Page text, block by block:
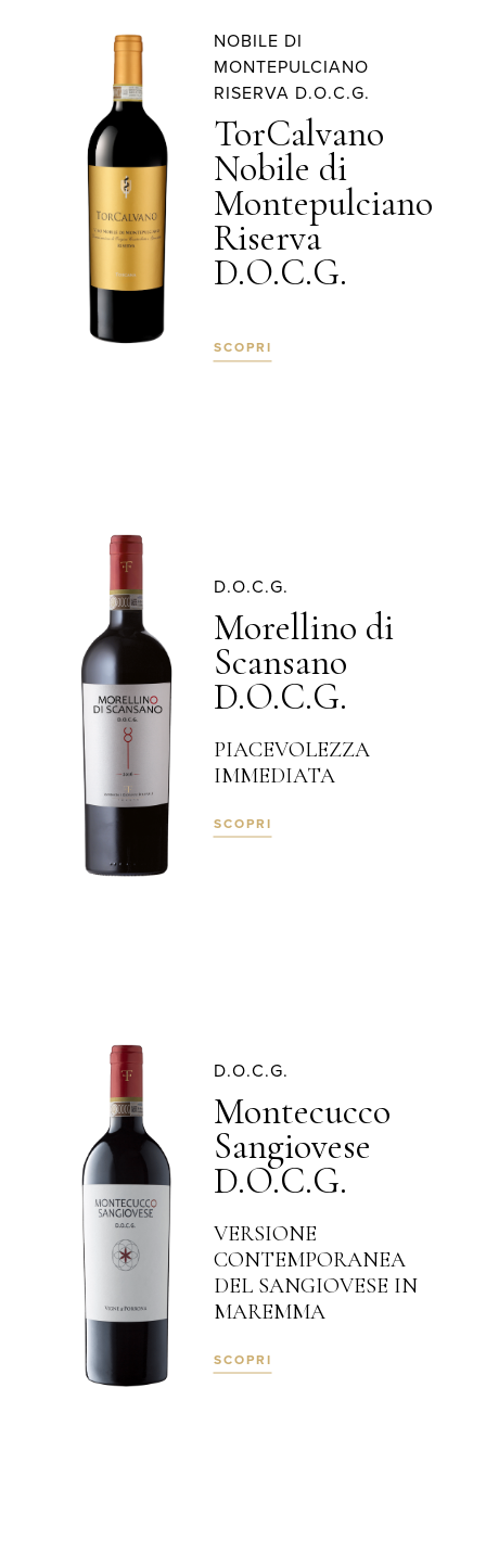
NOBILE DI
MONTEPULCIANO
RISERVA D.O.C.G.
TorCalvano
Nobile di
Montepulciano
Riserva
D.O.C.G.
SCOPRI
D.O.C.G.
Morellino di
Scansano
D.O.C.G.
PIACEVOLEZZA
IMMEDIATA
SCOPRI
D.O.C.G.
Montecucco
Sangiovese
D.O.C.G.
VERSIONE
CONTEMPORANEA
DEL SANGIOVESE IN
MAREMMA
SCOPRI